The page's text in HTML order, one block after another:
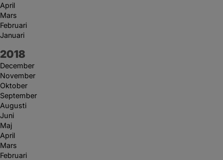
April
Mars
Februari
Januari
År:
2018
December
November
Oktober
September
Augusti
Juni
Maj
April
Mars
Februari